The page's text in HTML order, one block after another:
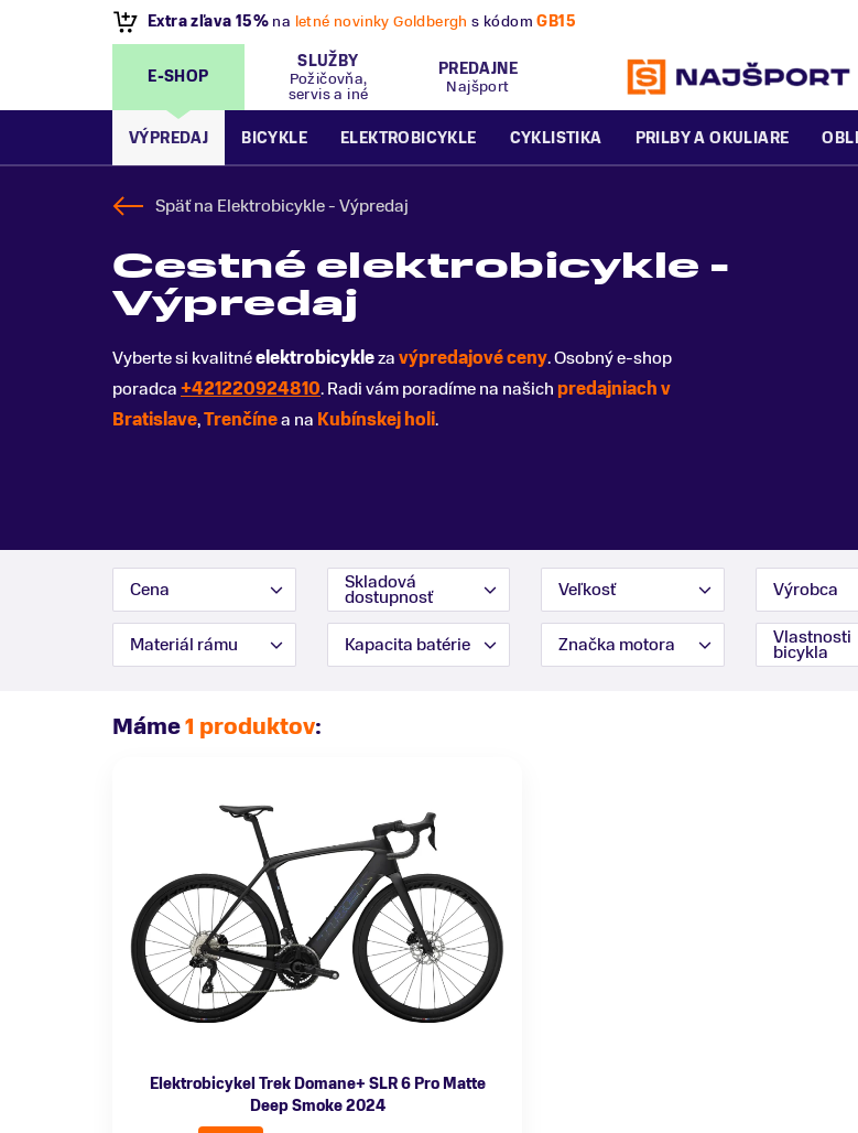
VÝPREDAJ- Zľavy až 70%.Pripravte sa na letnú a zimnú sezónu už dnes!
E-SHOP
SLUŽBY
Požičovňa,
servis a iné
PREDAJNE
Najšport
VÝPREDAJ BICYKLE ELEKTROBICYKLE CYKLISTIKA PRILBY A OKULIARE
Späť na Elektrobicykle - Výpredaj
Cestné elektrobicykle -
Výpredaj
Vyberte si kvalitnéelektrobicyklezavýpredajové ceny. Osobný e-shop
poradca+421220924810. Radi vám poradíme na našich predajniach v
Bratislave,Trenčínea na Kubínskej holi.
Cena Skladová
dostupnosť Veľkosť Výrobca
Materiál rámu Kapacita batérie Značka motora Vlastnosti
bicykla
Máme1 produktov:
Elektrobicykel Trek Domane+ SLR 6 Pro Matte
Deep Smoke 2024